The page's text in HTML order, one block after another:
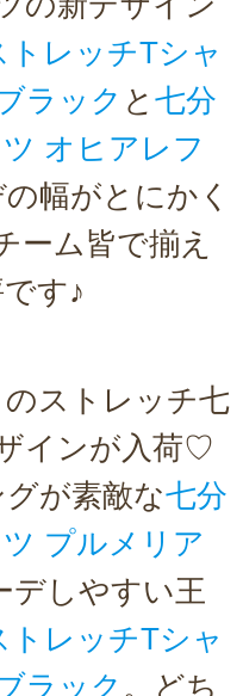
トレッチTシャ
ラック と 七分
オヒアレフ
幅がとにかく
ーム皆で揃え
す♪
ストレッチ七
インが入荷♡
が素敵な七分
プルメリア
デしやすい王
トレッチTシャ
ラック 。どち